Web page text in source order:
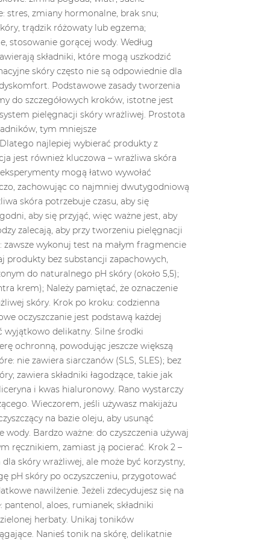
POD
ZNAK
tylko
ale także
swojej
RÓŻNE STYLE
ZAPACHOWE:
KWIATOWY, DRZEWNY
4221 wyświetlenia
Współczesna perfumeria
zanurza nas w świecie
zapachów, ale dwa odrębne
style zapachowe –
kwiatowy i drzewny –
zajmują...
Read more